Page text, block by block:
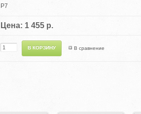
P7
Цена: 1 455 р.
В сравнение